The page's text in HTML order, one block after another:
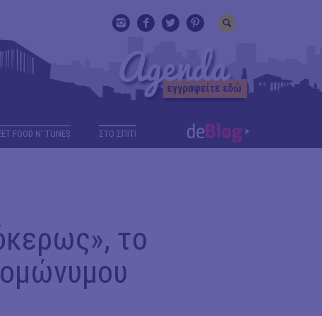
FOOD N' TUNES ΣΤΟ ΣΠΙΤΙ
το